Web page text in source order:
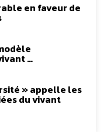
en faveur de
…
» appelle les
du vivant